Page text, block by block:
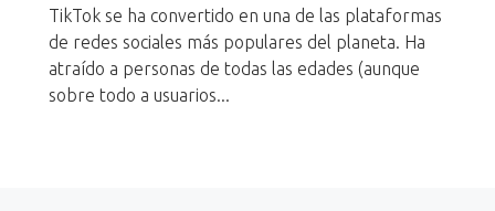
TikTok se ha convertido en una de las plataformas
de redes sociales más populares del planeta. Ha
atraído a personas de todas las edades (aunque
sobre todo a usuarios...